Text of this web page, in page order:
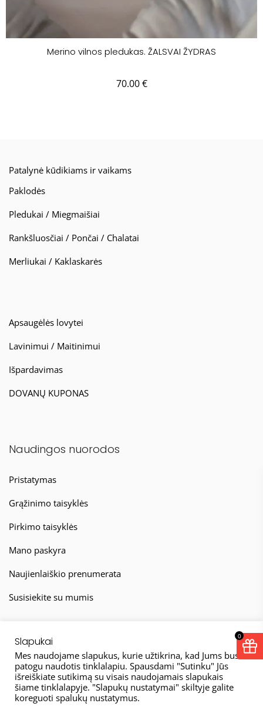
Merino vilnos pledukas. ŽALSVAI ŽYDRAS
70.00€
Patalynė kūdikiams ir vaikams
Paklodės
Pledukai / Miegmaišiai
Rankšluosčiai / Pončai / Chalatai
Merliukai / Kaklaskarės
Apsaugėlės lovytei
Lavinimui / Maitinimui
Išpardavimas
DOVANŲ KUPONAS
Naudingos nuorodos
Pristatymas
Grąžinimo taisyklės
Pirkimo taisyklės
Mano paskyra
Naujienlaiškio prenumerata
Susisiekite su mumis
© 2026
Slapukai
Mes naudojame slapukus, kurie užtikrina, kad Jums bus
patogu naudotis tinklalapiu. Spausdami "Sutinku" Jūs
išreiškiate sutikimą su visais naudojamais slapukais
šiame tinklalapyje. "Slapukų nustatymai" skiltyje galite
koreguoti spalukų nustatymus.
0